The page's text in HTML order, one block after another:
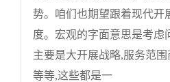
势。咱们也期望跟着现代开
度。宏观的字面意思是考虑
主要是大开展战略,服务范
等等,这些都是一